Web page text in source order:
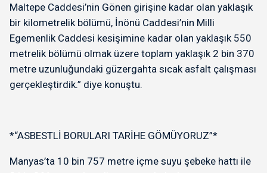
Maltepe Caddesi’nin Gönen girişine kadar olan yaklaşık
bir kilometrelik bölümü, İnönü Caddesi’nin Milli
Egemenlik Caddesi kesişimine kadar olan yaklaşık 550
metrelik bölümü olmak üzere toplam yaklaşık 2 bin 370
metre uzunluğundaki güzergahta sıcak asfalt çalışması
gerçekleştirdik.” diye konuştu.
*“ASBESTLİ BORULARI TARİHE GÖMÜYORUZ”*
Manyas’ta 10 bin 757 metre içme suyu şebeke hattı ile